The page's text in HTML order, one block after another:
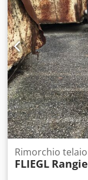
Rimorchio telaio
FLIEGL